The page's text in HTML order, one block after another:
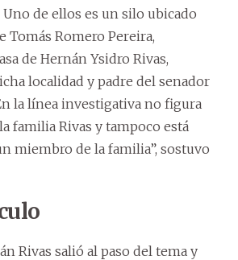
de ellos es un silo ubicado
Tomás Romero Pereira,
de Hernán Ysidro Rivas,
localidad y padre del senador
la línea investigativa no figura
familia Rivas y tampoco está
miembro de la familia”, sostuvo
Rivas salió al paso del tema y